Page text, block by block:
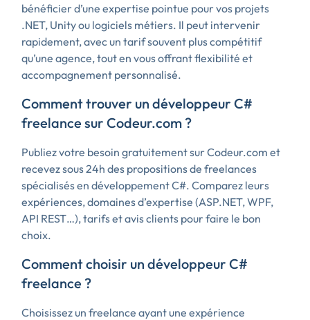
bénéficier d’une expertise pointue pour vos projets
.NET, Unity ou logiciels métiers. Il peut intervenir
rapidement, avec un tarif souvent plus compétitif
qu’une agence, tout en vous offrant flexibilité et
accompagnement personnalisé.
Comment trouver un développeur C#
freelance sur Codeur.com ?
Publiez votre besoin gratuitement sur Codeur.com et
recevez sous 24h des propositions de freelances
spécialisés en développement C#. Comparez leurs
expériences, domaines d’expertise (ASP.NET, WPF,
API REST…), tarifs et avis clients pour faire le bon
choix.
Comment choisir un développeur C#
freelance ?
Choisissez un freelance ayant une expérience